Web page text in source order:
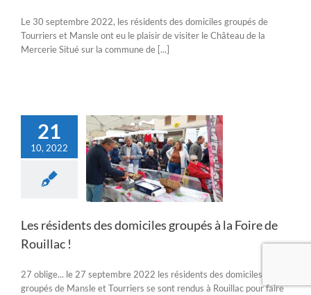
Le 30 septembre 2022, les résidents des domiciles groupés de
Tourriers et Mansle ont eu le plaisir de visiter le Château de la
Mercerie Situé sur la commune de [...]
21
10, 2022
des domiciles
Les résidents des domiciles groupés à la Foire de
Rouillac !
27 oblige... le 27 septembre 2022 les résidents des domiciles
groupés de Mansle et Tourriers se sont rendus à Rouillac pour faire